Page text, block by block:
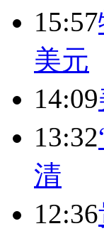
15:57
美元
14:09
13:32
清
12:36